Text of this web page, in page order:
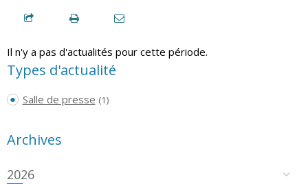
Il n'y a pas d'actualités pour cette période.
Types d'actualité
Salle de presse (1)
Archives
2026